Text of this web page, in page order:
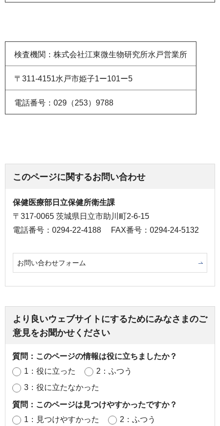
検査機関：株式会社江東微生物研究所水戸営業所
〒311-4151水戸市姫子1ー101ー5
電話番号：029（253）9788
このページに関するお問い合わせ
保健医療部日立保健所衛生課
〒317-0065 茨城県日立市助川町2-6-15
電話番号：0294-22-4188
FAX番号：0294-24-5132
お問い合わせフォーム
より良いウェブサイトにするためにみなさまのご
意見をお聞かせください
質問：このページの情報は役に立ちましたか？
1：役に立った
2：ふつう
3：役に立たなかった
質問：このページは見つけやすかったですか？
1：見つけやすかった
2：ふつう